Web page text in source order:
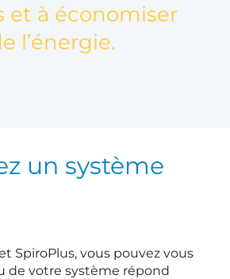
et à économiser
l’énergie.
un système
SpiroPlus, vous pouvez vous
de votre système répond